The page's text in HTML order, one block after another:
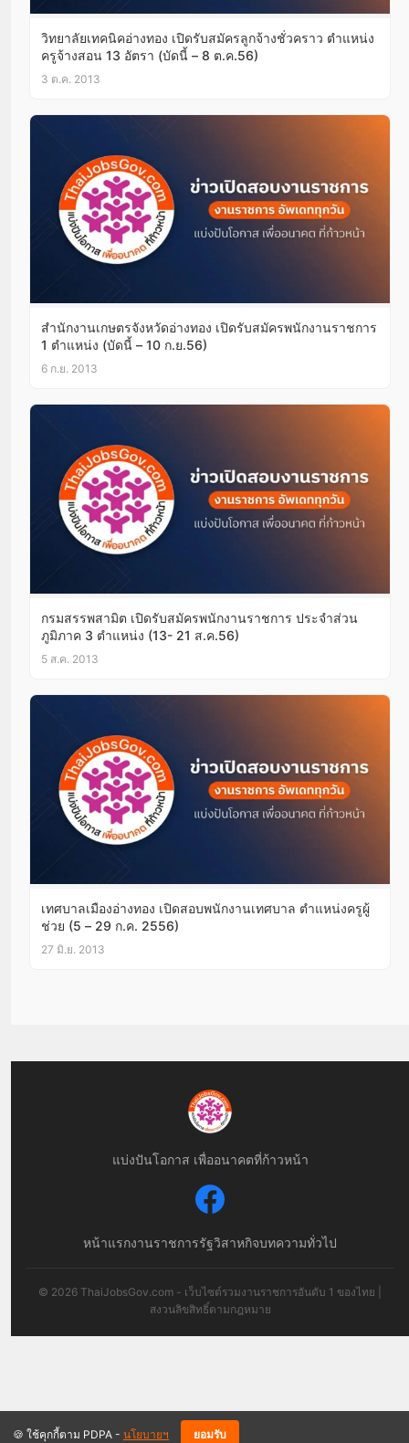
วิทยาลัยเทคนิคอ่างทอง เปิดรับสมัครลูกจ้างชั่วคราว ตำแหน่ง
ครูจ้างสอน 13 อัตรา (บัดนี้ – 8 ต.ค.56)
3 ต.ค. 2013
สำนักงานเกษตรจังหวัดอ่างทอง เปิดรับสมัครพนักงานราชการ
1 ตำแหน่ง (บัดนี้ – 10 ก.ย.56)
6 ก.ย. 2013
กรมสรรพสามิต เปิดรับสมัครพนักงานราชการ ประจำส่วน
ภูมิภาค 3 ตำแหน่ง (13- 21 ส.ค.56)
5 ส.ค. 2013
เทศบาลเมืองอ่างทอง เปิดสอบพนักงานเทศบาล ตำแหน่งครูผู้
ช่วย (5 – 29 ก.ค. 2556)
27 มิ.ย. 2013
แบ่งปันโอกาส เพื่ออนาคตที่ก้าวหน้า
หน้าแรกงานราชการรัฐวิสาหกิจบทความทั่วไป
© 2026 ThaiJobsGov.com - เว็บไซต์รวมงานราชการอันดับ 1 ของไทย |
สงวนลิขสิทธิ์ตามกฎหมาย
🍪 ใช้คุกกี้ตาม PDPA - นโยบายฯ ยอมรับ